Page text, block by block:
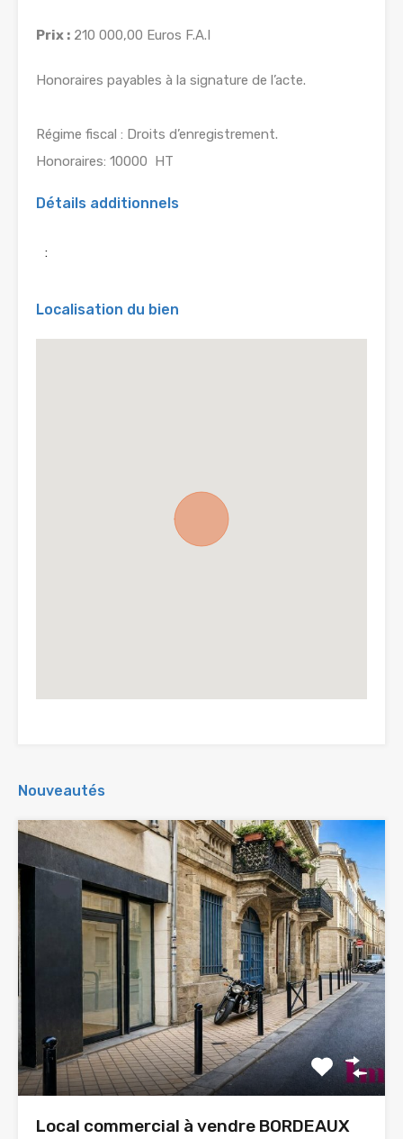
Prix : 210 000,00 Euros F.A.I
Honoraires payables à la signature de l’acte.
Régime fiscal : Droits d’enregistrement.
Honoraires: 10000  HT
Détails additionnels
:
Localisation du bien
Nouveautés
Local commercial à vendre BORDEAUX